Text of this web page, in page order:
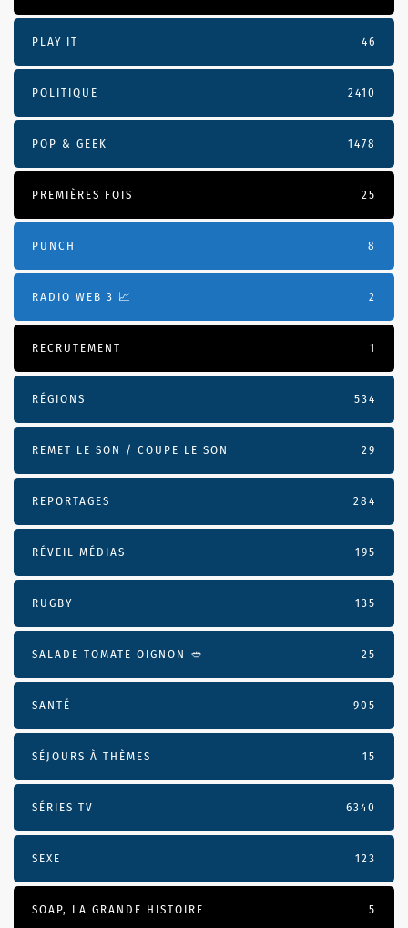
PLAY IT 46
POLITIQUE 2410
POP & GEEK 1478
PREMIÈRES FOIS 25
PUNCH 8
RADIO WEB 3 📈 2
RECRUTEMENT 1
RÉGIONS 534
REMET LE SON / COUPE LE SON 29
REPORTAGES 284
RÉVEIL MÉDIAS 195
RUGBY 135
SALADE TOMATE OIGNON 🥙 25
SANTÉ 905
SÉJOURS À THÈMES 15
SÉRIES TV 6340
SEXE 123
SOAP, LA GRANDE HISTOIRE 5